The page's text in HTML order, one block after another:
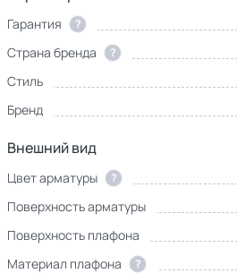
Гарантия ?
Страна бренда
?
Стиль
Бренд
Внешний вид
Цвет арматуры ?
Поверхность арматуры
Поверхность плафона
Материал плафона
?